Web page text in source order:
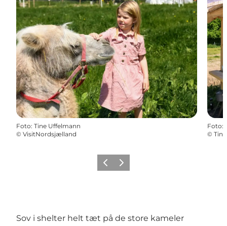
Foto: Tine Uffelmann
© VisitNordsjælland
Foto:
©
ForrigeNæste
Sov i shelter helt tæt på de store kameler